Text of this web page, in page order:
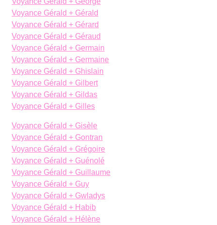
Voyance Gérald + Gérald
Voyance Gérald + Gérard
Voyance Gérald + Géraud
Voyance Gérald + Germain
Voyance Gérald + Germaine
Voyance Gérald + Ghislain
Voyance Gérald + Gilbert
Voyance Gérald + Gildas
Voyance Gérald + Gilles
Voyance Gérald + Gisèle
Voyance Gérald + Gontran
Voyance Gérald + Grégoire
Voyance Gérald + Guénolé
Voyance Gérald + Guillaume
Voyance Gérald + Guy
Voyance Gérald + Gwladys
Voyance Gérald + Habib
Voyance Gérald + Hélène